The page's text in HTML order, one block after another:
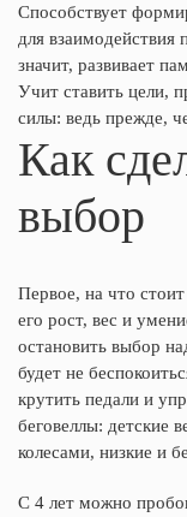
Способствует
для взаимодействия
значит, развивает
Учит ставить цели,
силы: ведь прежде,
Как
выбор
Первое, на что стоит
его рост, вес и
остановить выбор
будет не
крутить педали и
беговеллы: детские
колесами, низкие и
С 4 лет можно